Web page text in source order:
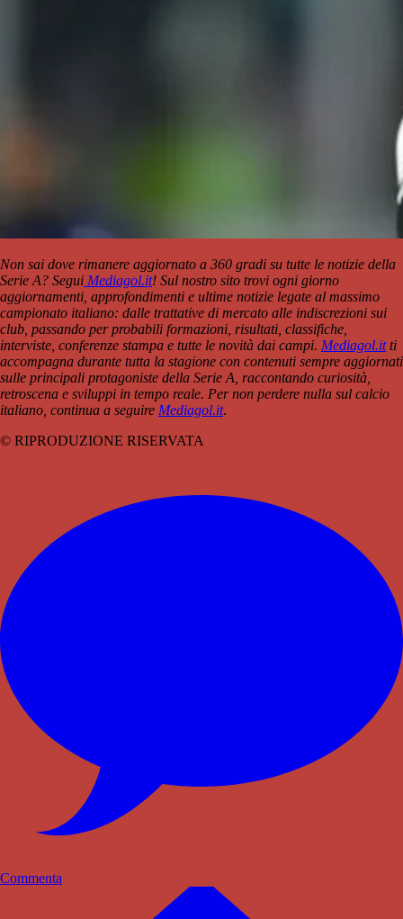
Non sai dove rimanere aggiornato a 360 gradi su tutte le notizie della
Serie A? Segui Mediagol.it! Sul nostro sito trovi ogni giorno
aggiornamenti, approfondimenti e ultime notizie legate al massimo
campionato italiano: dalle trattative di mercato alle indiscrezioni sui
club, passando per probabili formazioni, risultati, classifiche,
interviste, conferenze stampa e tutte le novità dai campi. Mediagol.itti
accompagna durante tutta la stagione con contenuti sempre aggiornati
sulle principali protagoniste della Serie A, raccontando curiosità,
retroscena e sviluppi in tempo reale. Per non perdere nulla sul calcio
italiano, continua a seguire Mediagol.it.
© RIPRODUZIONE RISERVATA
Commenta